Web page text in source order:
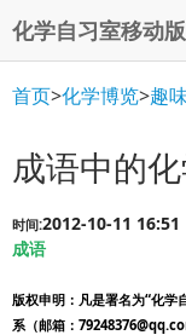
化学自习室移动版
首页>化学博览>趣
成语中的
时间:2012-10-11 16:51
成语
版权申明 ：凡是署名为“化
系（邮箱：